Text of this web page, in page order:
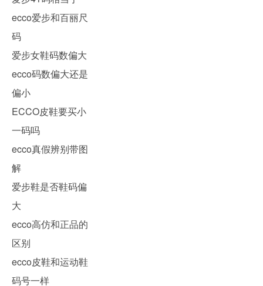
ecco爱步和百丽尺
码
爱步女鞋码数偏大
ecco码数偏大还是
偏小
ECCO皮鞋要买小
一码吗
ecco真假辨别带图
解
爱步鞋是否鞋码偏
大
ecco高仿和正品的
区别
ecco皮鞋和运动鞋
码号一样